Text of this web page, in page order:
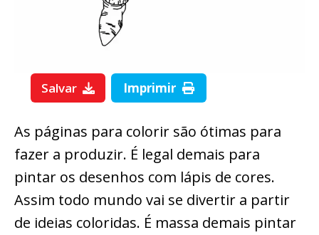
Salvar Imprimir
As páginas para colorir são ótimas para
fazer a produzir. É legal demais para
pintar os desenhos com lápis de cores.
Assim todo mundo vai se divertir a partir
de ideias coloridas. É massa demais pintar